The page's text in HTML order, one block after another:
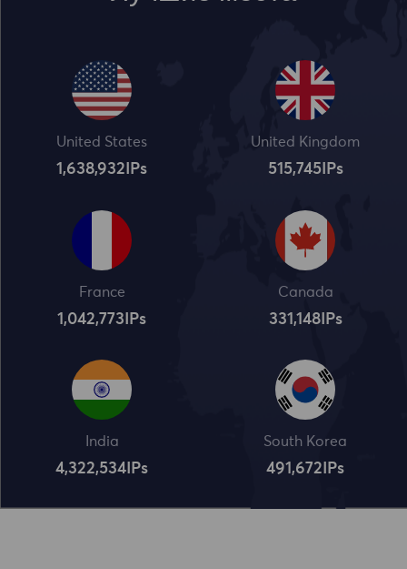
United States
1,638,932 IPs
United Kingdom
515,745IPs
France
1,042,773 IPs
Canada
331,148IPs
India
4,322,534 IPs
South Korea
491,672 IPs